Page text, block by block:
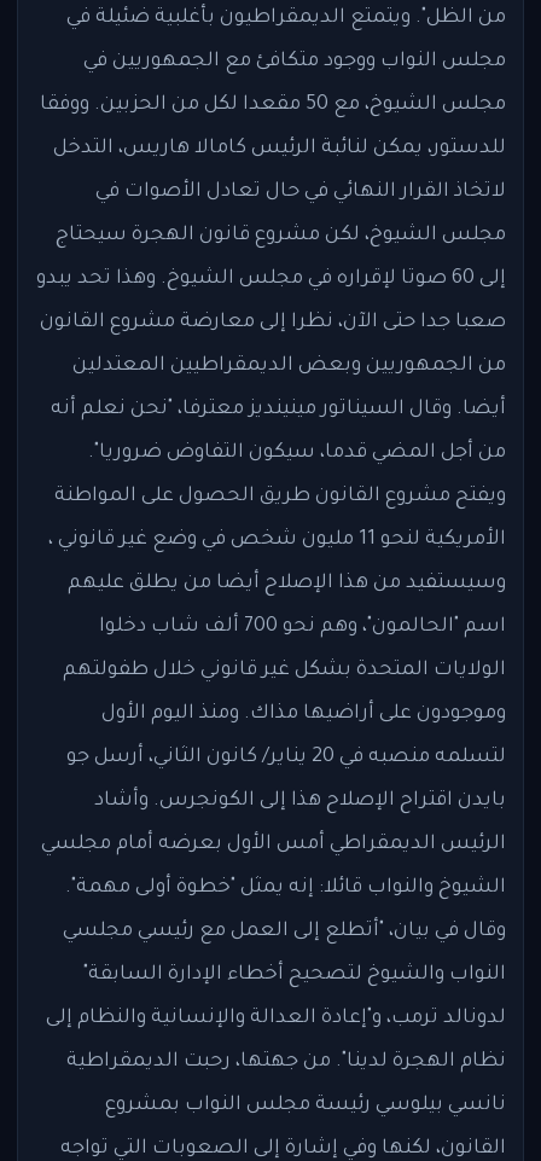
من الظل". ويتمتع الديمقراطيون بأغلبية ضئيلة في
مجلس النواب ووجود متكافئ مع الجمهوريين في
مجلس الشيوخ، مع 50 مقعدا لكل من الحزبين. ووفقا
للدستور، يمكن لنائبة الرئيس كامالا هاريس، التدخل
لاتخاذ القرار النهائي في حال تعادل الأصوات في
مجلس الشيوخ، لكن مشروع قانون الهجرة سيحتاج
إلى 60 صوتا لإقراره في مجلس الشيوخ. وهذا تحد يبدو
صعبا جدا حتى الآن، نظرا إلى معارضة مشروع القانون
من الجمهوريين وبعض الديمقراطيين المعتدلين
أيضا. وقال السيناتور مينينديز معترفا، "نحن نعلم أنه
من أجل المضي قدما، سيكون التفاوض ضروريا".
ويفتح مشروع القانون طريق الحصول على المواطنة
الأمريكية لنحو 11 مليون شخص في وضع غير قانوني ،
وسيستفيد من هذا الإصلاح أيضا من يطلق عليهم
اسم "الحالمون"، وهم نحو 700 ألف شاب دخلوا
الولايات المتحدة بشكل غير قانوني خلال طفولتهم
وموجودون على أراضيها مذاك. ومنذ اليوم الأول
لتسلمه منصبه في 20 يناير/ كانون الثاني، أرسل جو
بايدن اقتراح الإصلاح هذا إلى الكونجرس. وأشاد
الرئيس الديمقراطي أمس الأول بعرضه أمام مجلسي
الشيوخ والنواب قائلا: إنه يمثل "خطوة أولى مهمة".
وقال في بيان، "أتطلع إلى العمل مع رئيسي مجلسي
النواب والشيوخ لتصحيح أخطاء الإدارة السابقة"
لدونالد ترمب، و"إعادة العدالة والإنسانية والنظام إلى
نظام الهجرة لدينا". من جهتها، رحبت الديمقراطية
نانسي بيلوسي رئيسة مجلس النواب بمشروع
القانون، لكنها وفي إشارة إلى الصعوبات التي تواجه